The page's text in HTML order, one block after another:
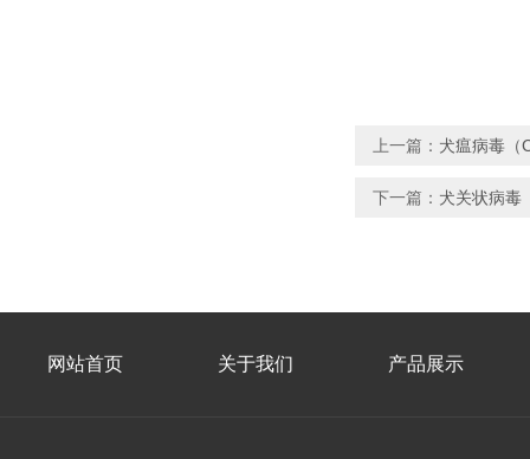
上一篇： 犬瘟病毒（
下一篇： 犬关状病毒
网站首页 关于我们 产品展示